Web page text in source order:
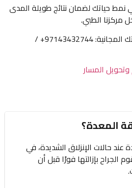
نمط حياتك لضمان نتائج طويلة المدى
مركزنا الطبي.
اتصل بنا اليوم لحجز استشارتك المجانية: 97143432744+ /
وتحويل المسار
المعدة؟
عند حالات الإنزلاق الشديدة، في
بإزالتها فورًا قبل أن